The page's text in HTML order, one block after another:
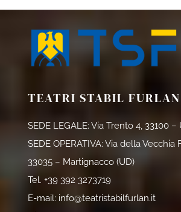
TEATRI STABIL FURLAN
SEDE LEGALE: Via Trento 4, 33100 –
SEDE OPERATIVA: Via della Vecchia
33035 – Martignacco (UD)
Tel. +39 392 3273719
E-mail: info@teatristabilfurlan.it